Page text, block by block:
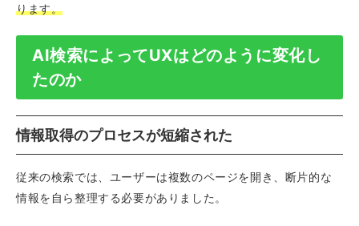
ります。
AI検索によってUXはどのように変化し
たのか
情報取得のプロセスが短縮された
従来の検索では、ユーザーは複数のページを開き、断片的な
情報を自ら整理する必要がありました。